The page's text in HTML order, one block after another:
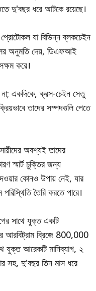
দু'বছর ধরে আটকে রয়েছে।
যা বিভিন্ন ব্লকচেইন
অনুমতি দেয়, ডিএফআই
করে।
একদিকে, ক্রস-চেইন সেতু
তাদের সম্পদগুলি পেতে
অবশ্যই তাদের
স্মার্ট চুক্তির জন্য
কোনও উপায় নেই, যার
তৈরি করতে পারে।
সাথে যুক্ত একটি
আরবিট্রাম ব্রিজে 800,000
যুক্ত আরেকটি মানিব্যাগ, ২
সহ, দু'বছর তিন মাস ধরে